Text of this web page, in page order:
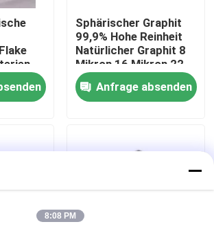
uns in Verbindung
Sphärischer Graphit
99,9% Hohe Reinheit
Natürlicher Graphit 8
Mikron 16 Mikron 22
Mikron für
Lithiumbatterien
Anfrage absenden
8:08 PM